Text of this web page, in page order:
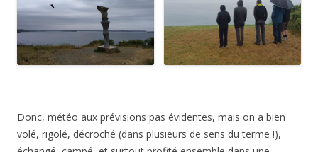
Donc, météo aux prévisions pas évidentes, mais on a bien
volé, rigolé, décroché (dans plusieurs de sens du terme !),